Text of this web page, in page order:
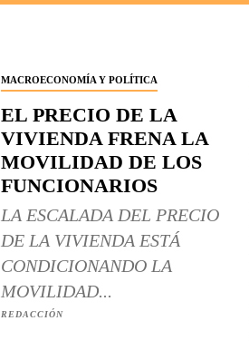
MACROECONOMÍA Y POLÍTICA
EL PRECIO DE LA
VIVIENDA FRENA LA
MOVILIDAD DE LOS
FUNCIONARIOS
LA ESCALADA DEL PRECIO
DE LA VIVIENDA ESTÁ
CONDICIONANDO LA
MOVILIDAD...
REDACCIÓN